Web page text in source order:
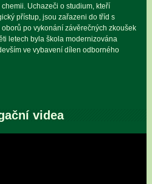
Uchazeči o studium, kteří
přístup, jsou zařazeni do tříd s
po vykonání závěrečných zkoušek
letech byla škola modernizována
ve vybavení dílen odborného
videa